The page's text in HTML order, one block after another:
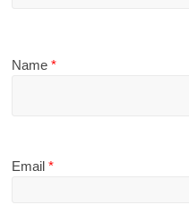
Name*
Email*